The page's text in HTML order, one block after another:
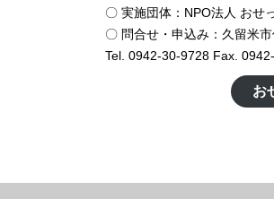
〇 実施団体：NPO法人 おせ
〇 問合せ・申込み：久留米
Tel. 0942-30-9728 Fax.
お